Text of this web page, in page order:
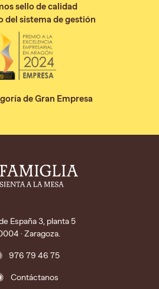
sello de calidad
del sistema de gestión
de Gran Empresa
España 3, planta 5
· Zaragoza.
976 79 46 75
Contáctanos